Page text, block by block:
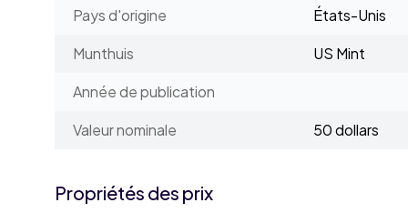
Pays d'origine
États-Unis
Munthuis
US Mint
Année de publication
Valeur nominale
50 dollars
Propriétés des prix